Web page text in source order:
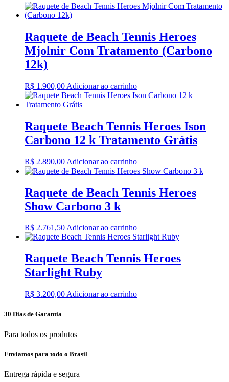
Raquete de Beach Tennis Heroes
Mjolnir Com Tratamento (Carbono
12k)
R$ 1.900,00 Adicionar ao carrinho
Raquete Beach Tennis Heroes Ison
Carbono 12 k Tratamento Grátis
R$ 2.890,00 Adicionar ao carrinho
Raquete de Beach Tennis Heroes
Show Carbono 3 k
R$ 2.761,50Adicionar ao carrinho
Raquete Beach Tennis Heroes
Starlight Ruby
R$ 3.200,00 Adicionar ao carrinho
30 Dias de Garantia
Para todos os produtos
Enviamos para todo o Brasil
Entrega rápida e segura